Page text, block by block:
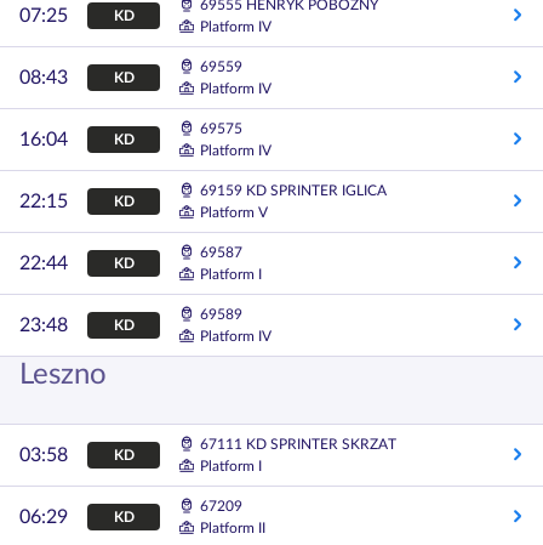
07:25 KD
69555 HENRYK POBOŻNY
Platform IV
08:43 KD
69559
Platform IV
16:04 KD
69575
Platform IV
22:15 KD
69159 KD SPRINTER IGLICA
Platform V
22:44 KD
69587
Platform I
23:48 KD
69589
Platform IV
Leszno
03:58 KD
67111 KD SPRINTER SKRZAT
Platform I
06:29 KD
67209
Platform II